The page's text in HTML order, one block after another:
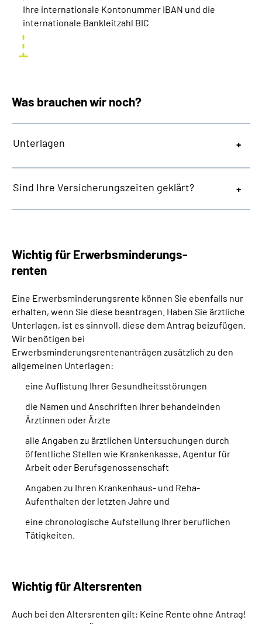
Ihre internationale Kontonummer IBAN und die
internationale Bankleitzahl BIC
Was brauchen wir noch?
Unterlagen
Sind Ihre Versicherungszeiten geklärt?
Wichtig für Erwerbsminderungs-
renten
Eine Erwerbsminderungsrente können Sie ebenfalls nur
erhalten, wenn Sie diese beantragen. Haben Sie ärztliche
Unterlagen, ist es sinnvoll, diese dem Antrag beizufügen.
Wir benötigen bei
Erwerbsminderungsrentenanträgen zusätzlich zu den
allgemeinen Unterlagen:
eine Auflistung Ihrer Gesundheitsstörungen
die Namen und Anschriften Ihrer behandelnden
Ärztinnen oder Ärzte
alle Angaben zu ärztlichen Untersuchungen durch
öffentliche Stellen wie Krankenkasse, Agentur für
Arbeit oder Berufsgenossenschaft
Angaben zu Ihren Krankenhaus- und Reha-
Aufenthalten der letzten Jahre und
eine chronologische Aufstellung Ihrer beruflichen
Tätigkeiten.
Wichtig für Altersrenten
Auch bei den Altersrenten gilt: Keine Rente ohne Antrag!